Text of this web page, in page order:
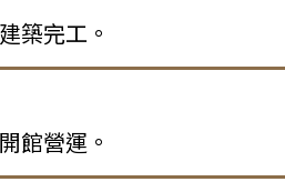
築完工。
館營運。